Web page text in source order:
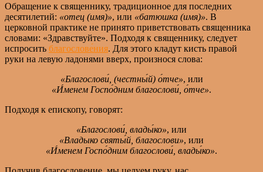
Обращение к священнику, традиционное для последних
десятилетий: «отец (имя)», или «батюшка (имя)». В
церковной практике не принято приветствовать священника
словами: «Здравствуйте». Подходя к священнику, следует
испросить благослове́ния. Для этого кладут кисть правой
руки на левую ладонями вверх, произнося слова:
«Благослови́, (честны́й) о́тче», или
«И́менем Госпо́дним благослови́, о́тче».
Подходя к епископу, говорят:
«Благослови́, влады́ко», или
«Владыко святы́й, благослови», или
«И́менем Госпо́дним благослови́, влады́ко».